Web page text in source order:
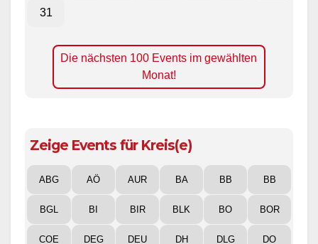
31
Die nächsten 100 Events im gewählten
Monat!
Zeige Events für Kreis(e)
ABG AÖ AUR BA BB BB
BGL BI BIR BLK BO BOR
COE DEG DEU DH DLG DO